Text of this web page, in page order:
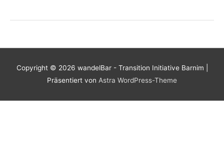
Copyright © 2026 wandelBar - Transition Initiative Barnim
Präsentiert von Astra WordPress-Theme